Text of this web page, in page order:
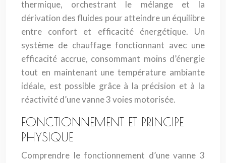
thermique, orchestrant le mélange et la
dérivation des fluides pour atteindre un équilibre
entre confort et efficacité énergétique. Un
système de chauffage fonctionnant avec une
efficacité accrue, consommant moins d’énergie
tout en maintenant une température ambiante
idéale, est possible grâce à la précision et à la
réactivité d’une vanne 3 voies motorisée.
FONCTIONNEMENT ET PRINCIPE
PHYSIQUE
Comprendre le fonctionnement d’une vanne 3